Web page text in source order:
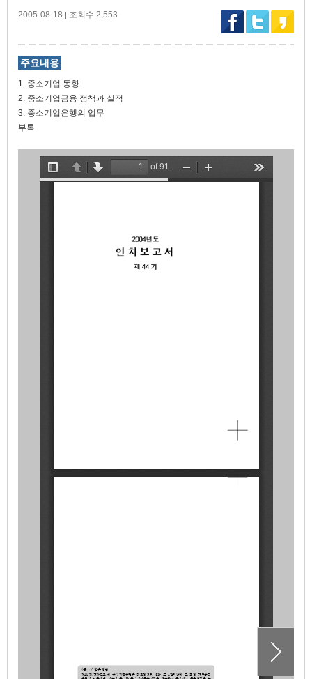
주요내용
1. 중소기업 동향
2. 중소기업금융 정책과 실적
3. 중소기업은행의 업무
부록
2005-08-18 | 조회수 2,553